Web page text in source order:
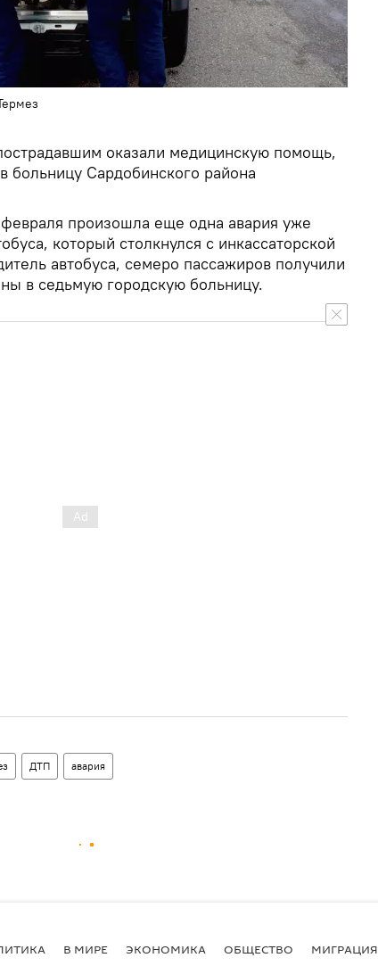
оказали медицинскую помощь,
больницу Сардобинского района
произошла еще одна авария уже
который столкнулся с инкассаторской
автобуса, семеро пассажиров получили
в седьмую городскую больницу.
ДТП авария
В МИРЕ ЭКОНОМИКА ОБЩЕСТВО МИГРАЦИЯ